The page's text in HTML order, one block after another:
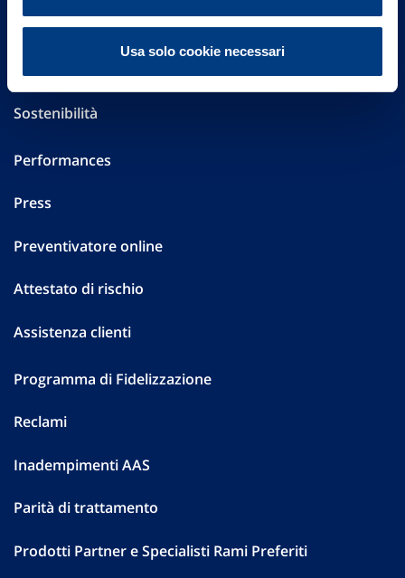
Usa solo cookie necessari
Investor Relations
Altre informazioni
Sostenibilità
Performances
Press
Preventivatore online
Attestato di rischio
Assistenza clienti
Programma di Fidelizzazione
Reclami
Inadempimenti AAS
Parità di trattamento
Prodotti Partner e Specialisti Rami Preferiti